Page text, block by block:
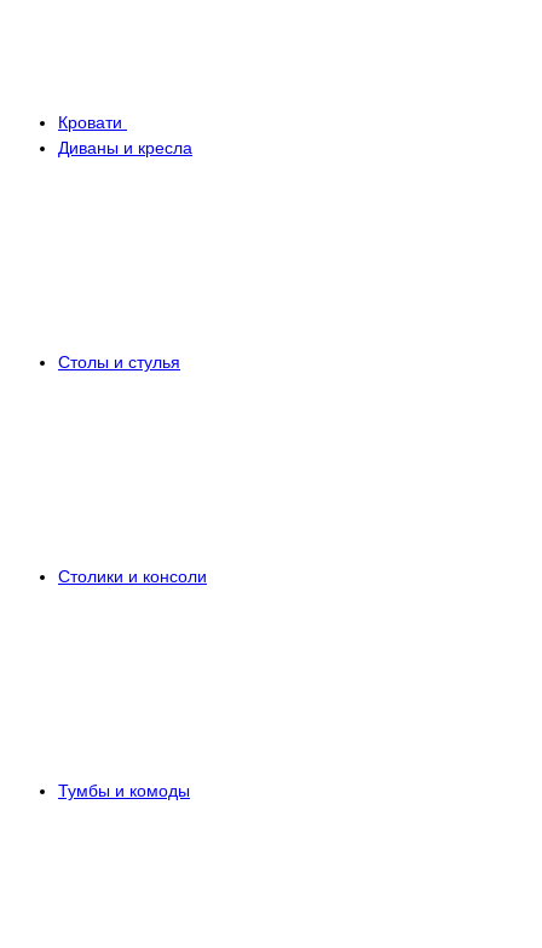
Кровати
Диваны и кресла
Столы и стулья
Столики и консоли
Тумбы и комоды